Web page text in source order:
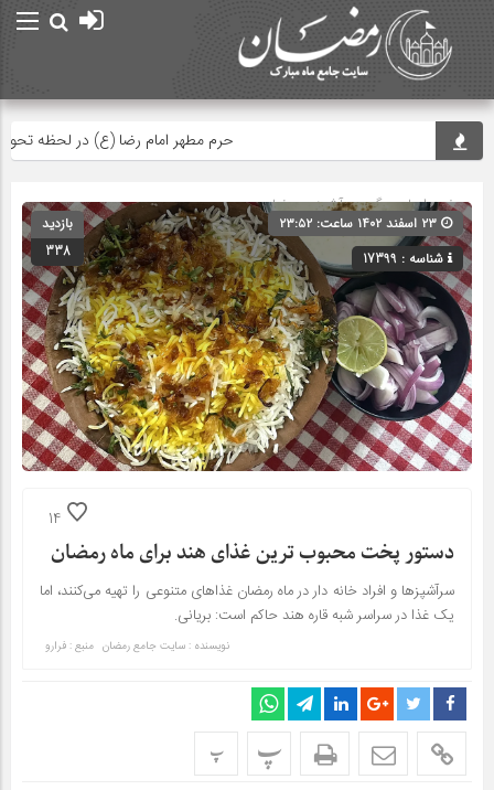
حرم مطهر امام رضا (ع) در لحظه تحویل
صفحه اصلی» گروه »آشپزی رمضان
شناسه : 17399
بازدید
338
14
دستور پخت محبوب ترین غذای هند برای ماه رمضان
سرآشپز‌ها و افراد خانه دار در ماه رمضان غذا‌های متنوعی را تهیه می‌کنند، اما
یک غذا در سراسر شبه قاره هند حاکم است: بریانی.
نویسنده : سایت جامع رمضان منبع : فرارو
پ پ